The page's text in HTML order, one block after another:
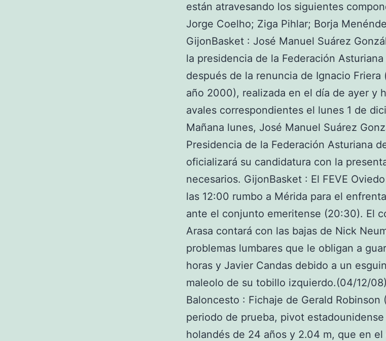
están atravesando los siguientes
Jorge Coelho; Ziga Pihlar; Borja
GijonBasket : José Manuel Suárez
la presidencia de la Federación
después de la renuncia de Ignacio
año 2000), realizada en el día de ayer y
avales correspondientes el lunes 1 de
Mañana lunes, José Manuel Suárez
Presidencia de la Federación Asturiana
oficializará su candidatura con la
necesarios. GijonBasket : El FEVE
las 12:00 rumbo a Mérida para el
ante el conjunto emeritense (20:30). El
Arasa contará con las bajas de Nick
problemas lumbares que le obligan a
horas y Javier Candas debido a un
maleolo de su tobillo izquierdo.(04/12/
Baloncesto : Fichaje de Gerald Robinson
periodo de prueba, pivot
holandés de 24 años y 2.04 m, que en